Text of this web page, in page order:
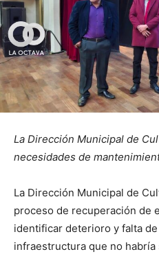
La Dirección Municipal de
necesidades de
La Dirección Municipal de
proceso de recuperación de
identificar deterioro y falta
infraestructura que no